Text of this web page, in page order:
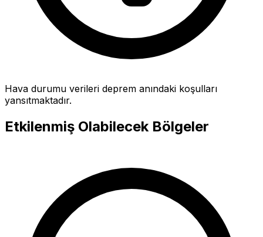
Hava durumu verileri deprem anındaki koşulları
yansıtmaktadır.
Etkilenmiş Olabilecek Bölgeler